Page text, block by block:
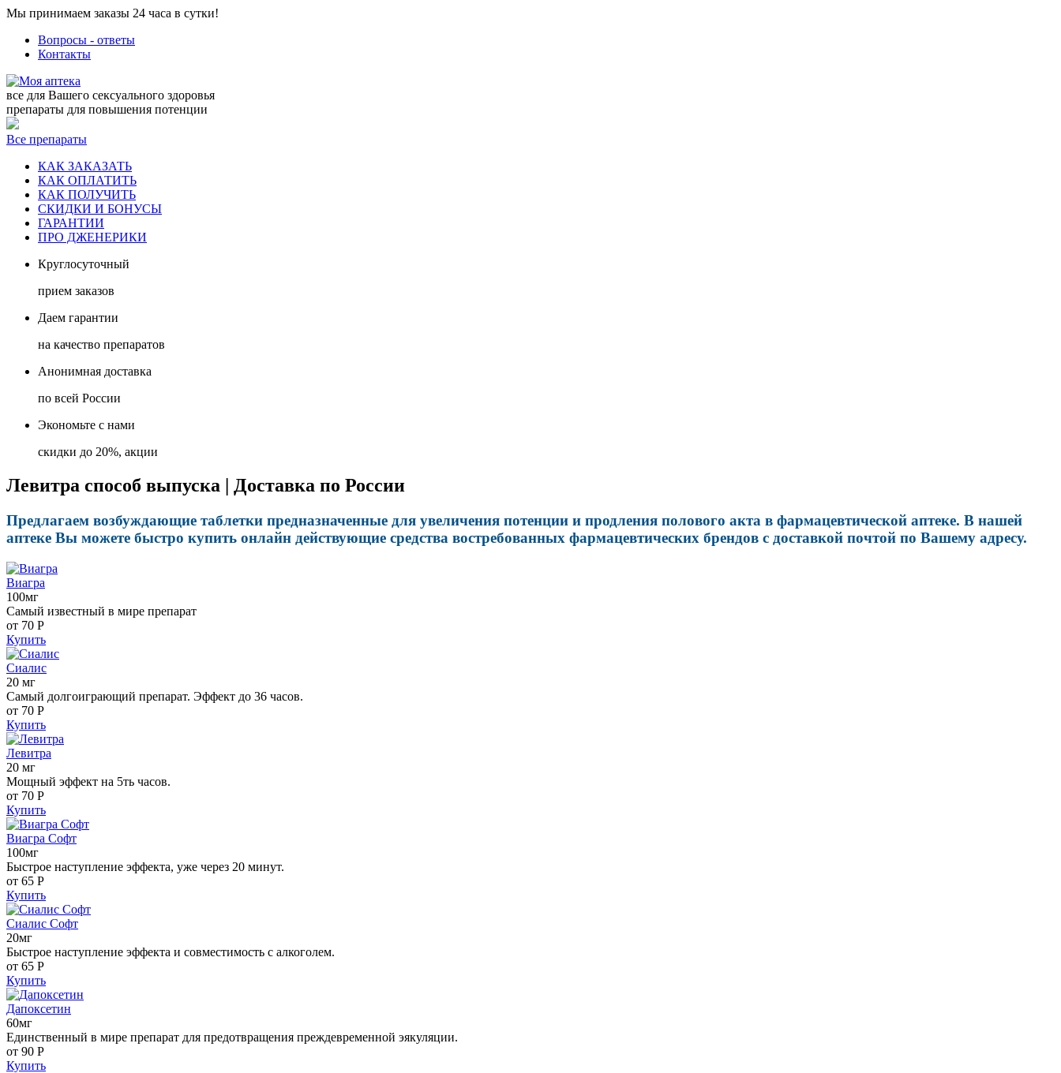
Мы принимаем заказы 24 часа в сутки!
Вопросы - ответы
Контакты
все для Вашего сексуального здоровья
препараты для повышения потенции
Все препараты
КАК ЗАКАЗАТЬ
КАК ОПЛАТИТЬ
КАК ПОЛУЧИТЬ
СКИДКИ И БОНУСЫ
ГАРАНТИИ
ПРО ДЖЕНЕРИКИ
Круглосуточный
прием заказов
Даем гарантии
на качество препаратов
Анонимная доставка
по всей России
Экономьте с нами
скидки до 20%, акции
Левитра способ выпуска | Доставка по России
Предлагаем возбуждающие таблетки предназначенные для увеличения потенции и продления полового акта в фармацевтической аптеке. В нашей
аптеке Вы можете быстро купить онлайн действующие средства востребованных фармацевтических брендов с доставкой почтой по Вашему адресу.
Виагра
100мг
Самый известный в мире препарат
от 70 Р
Купить
Сиалис
20 мг
Самый долгоиграющий препарат. Эффект до 36 часов.
от 70 Р
Купить
Левитра
20 мг
Мощный эффект на 5ть часов.
от 70 Р
Купить
Виагра Софт
100мг
Быстрое наступление эффекта, уже через 20 минут.
от 65 Р
Купить
Сиалис Софт
20мг
Быстрое наступление эффекта и совместимость с алкоголем.
от 65 Р
Купить
Дапоксетин
60мг
Единственный в мире препарат для предотвращения преждевременной эякуляции.
от 90 Р
Купить